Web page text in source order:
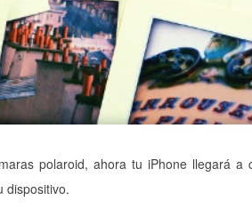
polaroid, ahora tu iPhone llegará
dispositivo.